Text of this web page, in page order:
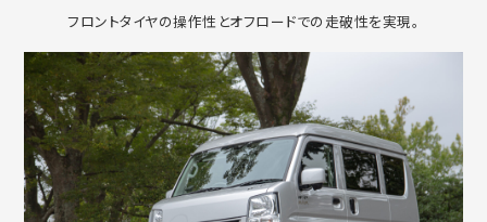
フロントタイヤの操作性とオフロードでの走破性を実現。